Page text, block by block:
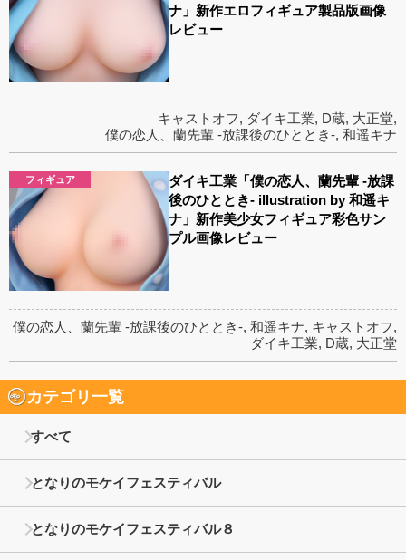
ナ」新作エロフィギュア製品版画像
レビュー
キャストオフ, ダイキ工業, D蔵, 大正堂,
僕の恋人、蘭先輩 -放課後のひととき-, 和遥キナ
フィギュア
ダイキ工業「僕の恋人、蘭先輩 -放課
後のひととき- illustration by 和遥キ
ナ」新作美少女フィギュア彩色サン
プル画像レビュー
僕の恋人、蘭先輩 -放課後のひととき-, 和遥キナ, キャストオフ,
ダイキ工業, D蔵, 大正堂
カテゴリ一覧
すべて
となりのモケイフェスティバル
となりのモケイフェスティバル８